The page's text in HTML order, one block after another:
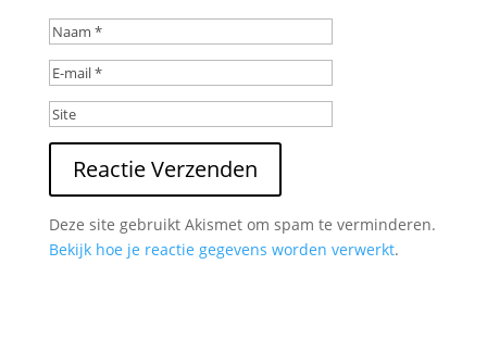
Reactie Verzenden
Deze site gebruikt Akismet om spam te verminderen.
Bekijk hoe je reactie gegevens worden verwerkt.